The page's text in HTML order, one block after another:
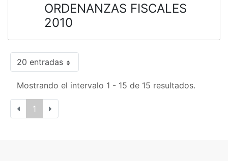
ORDENANZAS FISCALES
2010
20 entradas
Mostrando el intervalo 1 - 15 de 15 resultados.
1